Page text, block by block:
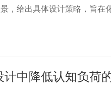
，给出具体设计策略，旨在
中降低认知负荷